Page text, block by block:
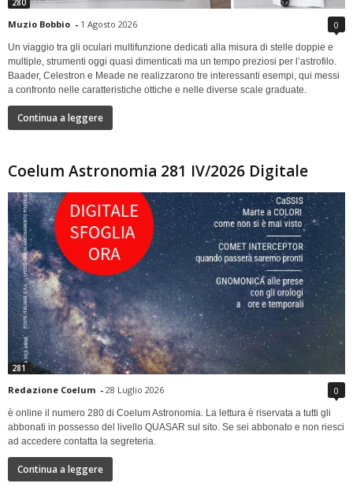
280
Muzio Bobbio - 1 Agosto 2026 0
Un viaggio tra gli oculari multifunzione dedicati alla misura di stelle doppie e
multiple, strumenti oggi quasi dimenticati ma un tempo preziosi per l’astrofilo.
Baader, Celestron e Meade ne realizzarono tre interessanti esempi, qui messi
a confronto nelle caratteristiche ottiche e nelle diverse scale graduate.
Continua a leggere
Coelum Astronomia 281 IV/2026 Digitale
281
Redazione Coelum - 28 Luglio 2026 0
è online il numero 280 di Coelum Astronomia. La lettura è riservata a tutti gli
abbonati in possesso del livello QUASAR sul sito. Se sei abbonato e non riesci
ad accedere contatta la segreteria.
Continua a leggere